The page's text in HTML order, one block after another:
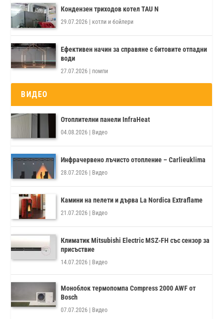
Кондензен триходов котел TAU N
29.07.2026 | котли и бойлери
Ефективен начин за справяне с битовите отпадни
води
27.07.2026 | помпи
ВИДЕО
Отоплителни панели InfraHeat
04.08.2026 | Видео
Инфрачервено лъчисто отопление – Carlieuklima
28.07.2026 | Видео
Камини на пелети и дърва La Nordica Extraflame
21.07.2026 | Видео
Климатик Mitsubishi Electric MSZ-FH със сензор за
присъствие
14.07.2026 | Видео
Моноблок термопомпа Compress 2000 AWF от
Bosch
07.07.2026 | Видео